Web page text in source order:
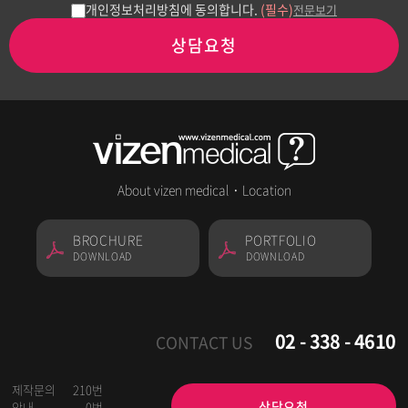
개인정보처리방침에 동의합니다. (필수)전문보기
상담요청
About vizen medical · Location
BROCHURE
DOWNLOAD
PORTFOLIO
DOWNLOAD
CONTACT US
제작문의
210번
02 - 338 - 4610